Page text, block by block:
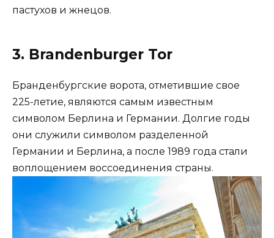
пастухов и жнецов.
3. Brandenburger Tor
Бранденбургские ворота, отметившие свое
225-летие, являются самым известным
символом Берлина и Германии. Долгие годы
они служили символом разделенной
Германии и Берлина, а после 1989 года стали
воплощением воссоединения страны.